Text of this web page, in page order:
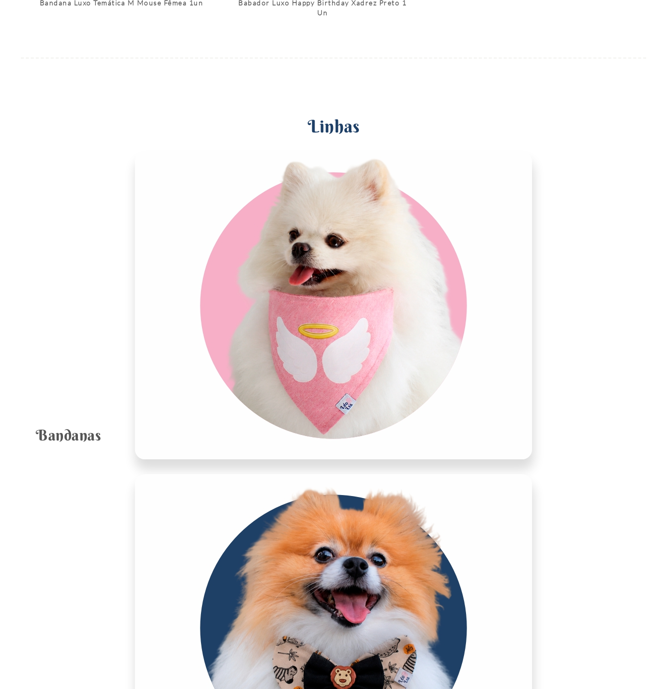
Bandana Luxo Temática M Mouse Fêmea 1un
Babador Luxo Happy Birthday Xadrez Preto 1
Un
Linhas
Bandanas